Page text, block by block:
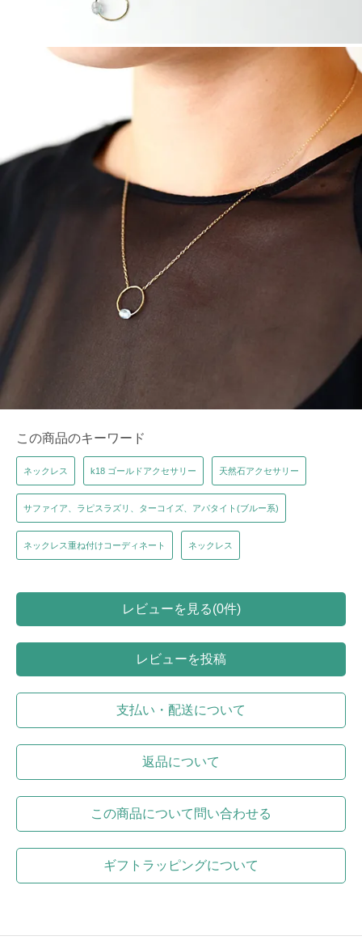
この商品のキーワード
ネックレス k18 ゴールドアクセサリー 天然石アクセサリー
サファイア、ラピスラズリ、ターコイズ、アパタイト(ブルー系)
ネックレス重ね付けコーディネート ネックレス
レビューを見る(0件)
レビューを投稿
支払い・配送について
返品について
この商品について問い合わせる
ギフトラッピングについて